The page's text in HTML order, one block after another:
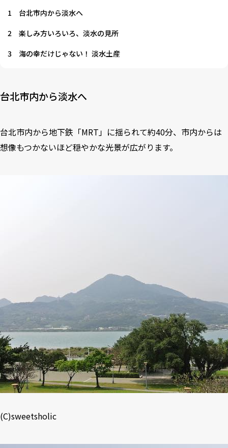
1
台北市内から淡水へ
2
楽しみ方いろいろ、淡水の見所
3
海の幸だけじゃない！ 淡水土産
台北市内から淡水へ
台北市内から地下鉄「MRT」に揺られて約40分、市内からは
想像もつかないほど穏やかな光景が広がります。
(C)sweetsholic